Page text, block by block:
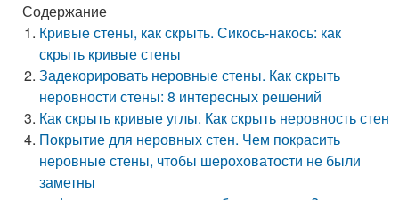
Содержание
Кривые стены, как скрыть. Сикось-накось: как
скрыть кривые стены
Задекорировать неровные стены. Как скрыть
неровности стены: 8 интересных решений
Как скрыть кривые углы. Как скрыть неровность стен
Покрытие для неровных стен. Чем покрасить
неровные стены, чтобы шероховатости не были
заметны